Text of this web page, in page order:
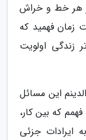
از هر خط و خراش
زمان فهمید که
زندگی اولویت
این مسائل
که بین کار،
ایرادات جزئی